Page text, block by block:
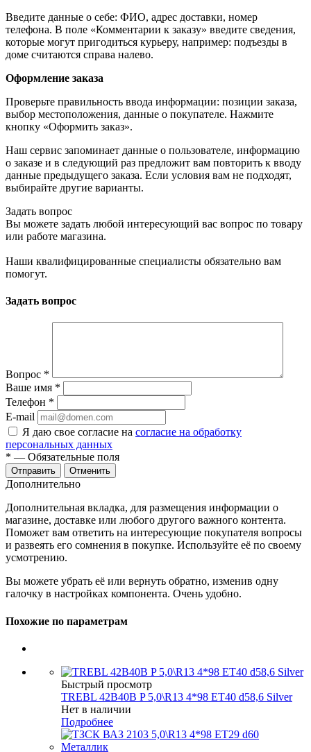
Введите данные о себе: ФИО, адрес доставки, номер
телефона. В поле «Комментарии к заказу» введите сведения,
которые могут пригодиться курьеру, например: подъезды в
доме считаются справа налево.
Оформление заказа
Проверьте правильность ввода информации: позиции заказа,
выбор местоположения, данные о покупателе. Нажмите
кнопку «Оформить заказ».
Наш сервис запоминает данные о пользователе, информацию
о заказе и в следующий раз предложит вам повторить к вводу
данные предыдущего заказа. Если условия вам не подходят,
выбирайте другие варианты.
Задать вопрос
Вы можете задать любой интересующий вас вопрос по товару
или работе магазина.
Наши квалифицированные специалисты обязательно вам
помогут.
Задать вопрос
Вопрос *
Ваше имя *
Телефон *
E-mail
Я даю свое согласие на согласие на обработку
персональных данных
* — Обязательные поля
Отменить
Дополнительно
Дополнительная вкладка, для размещения информации о
магазине, доставке или любого другого важного контента.
Поможет вам ответить на интересующие покупателя вопросы
и развеять его сомнения в покупке. Используйте её по своему
усмотрению.
Вы можете убрать её или вернуть обратно, изменив одну
галочку в настройках компонента. Очень удобно.
Похожие по параметрам
Быстрый просмотр
TREBL 42B40B P 5,0\R13 4*98 ET40 d58,6 Silver
Нет в наличии
Подробнее